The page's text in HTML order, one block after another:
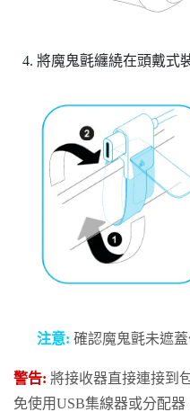
將魔鬼氈纏繞在頭戴式
注意: 確認魔鬼氈未遮蓋
警告: 將接收器直接連接到
免使用USB集線器或分配